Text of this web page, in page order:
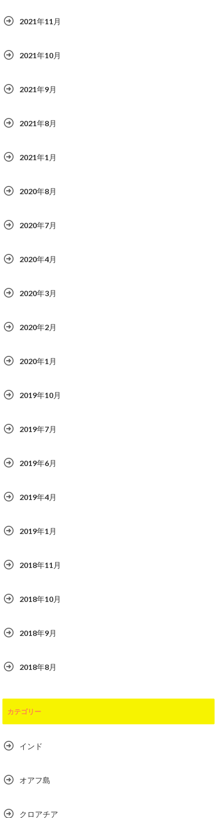
2021年11月
2021年10月
2021年9月
2021年8月
2021年1月
2020年8月
2020年7月
2020年4月
2020年3月
2020年2月
2020年1月
2019年10月
2019年7月
2019年6月
2019年4月
2019年1月
2018年11月
2018年10月
2018年9月
2018年8月
カテゴリー
インド
オアフ島
クロアチア